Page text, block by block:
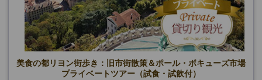
美食の都リヨン街歩き：旧市街散策＆ポール・ボキューズ市場
プライベートツアー（試食・試飲付）